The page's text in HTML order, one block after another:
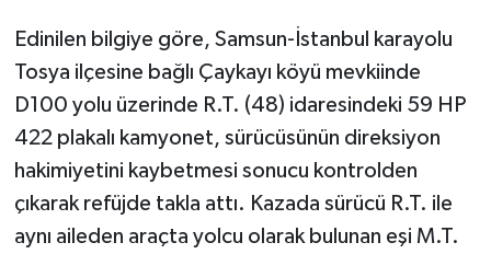
Edinilen bilgiye göre, Samsun-İstanbul karayolu
Tosya ilçesine bağlı Çaykayı köyü mevkiinde
D100 yolu üzerinde R.T. (48) idaresindeki 59 HP
422 plakalı kamyonet, sürücüsünün direksiyon
hakimiyetini kaybetmesi sonucu kontrolden
çıkarak refüjde takla attı. Kazada sürücü R.T. ile
aynı aileden araçta yolcu olarak bulunan eşi M.T.